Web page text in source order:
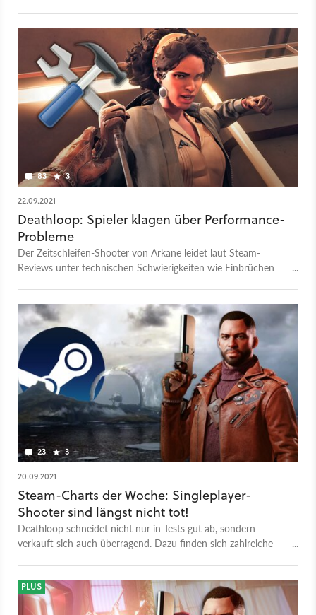
83 3
22.09.2021
Deathloop: Spieler klagen über Performance-
Probleme
Der Zeitschleifen-Shooter von Arkane leidet laut Steam-
Reviews unter technischen Schwierigkeiten wie Einbrüchen
23 3
20.09.2021
Steam-Charts der Woche: Singleplayer-
Shooter sind längst nicht tot!
Deathloop schneidet nicht nur in Tests gut ab, sondern
verkauft sich auch überragend. Dazu finden sich zahlreiche
PLUS